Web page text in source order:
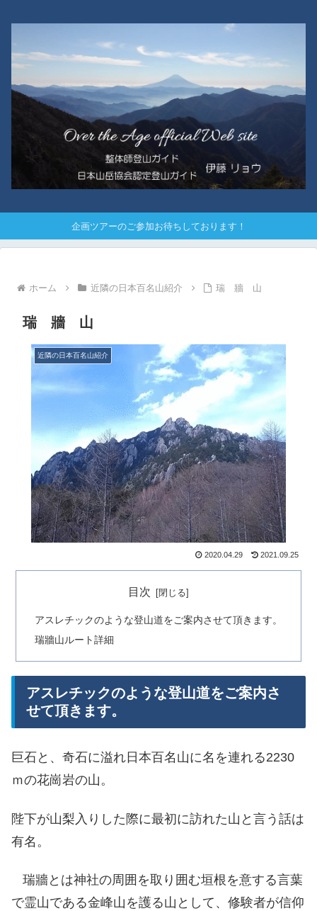
企画ツアーのご参加お待ちしております！
ホーム 近隣の日本百名山紹介 瑞 牆 山
瑞 牆 山
近隣の日本百名山紹介
2020.04.29 2021.09.25
目次
​アスレチックのような登山道をご案内させて頂きます。
瑞牆山ルート詳細
​アスレチックのような登山道をご案内さ
せて頂きます。
巨石と、奇石に溢れ日本百名山に名を連れる2230
ｍの花崗岩の山。
陛下が山梨入りした際に最初に訪れた山と言う話は
有名。
瑞牆とは神社の周囲を取り囲む垣根を意する言葉
で霊山である金峰山を護る山として、修験者が信仰